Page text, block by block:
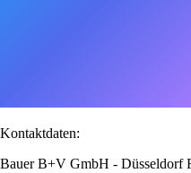
Kontaktdaten:
Bauer B+V GmbH - Düsseldorf